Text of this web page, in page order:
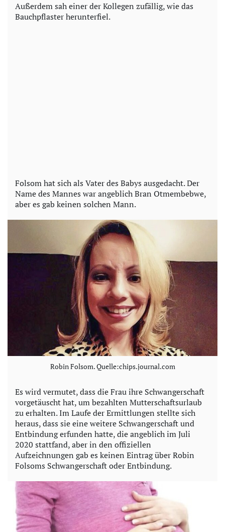
Außerdem sah einer der Kollegen zufällig, wie das
Bauchpflaster herunterfiel.
Folsom hat sich als Vater des Babys ausgedacht. Der
Name des Mannes war angeblich Bran Otmembebwe,
aber es gab keinen solchen Mann.
Robin Folsom. Quelle:chips.journal.com
Es wird vermutet, dass die Frau ihre Schwangerschaft
vorgetäuscht hat, um bezahlten Mutterschaftsurlaub
zu erhalten. Im Laufe der Ermittlungen stellte sich
heraus, dass sie eine weitere Schwangerschaft und
Entbindung erfunden hatte, die angeblich im Juli
2020 stattfand, aber in den offiziellen
Aufzeichnungen gab es keinen Eintrag über Robin
Folsoms Schwangerschaft oder Entbindung.